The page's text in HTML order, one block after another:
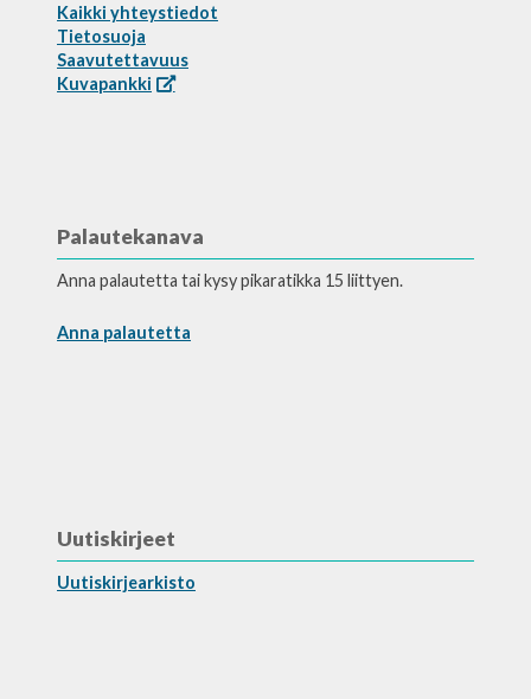
Kaikki yhteystiedot
Tietosuoja
Saavutettavuus
Kuvapankki
Palautekanava
Anna palautetta tai kysy pikaratikka 15 liittyen.
Anna palautetta
Uutiskirjeet
Uutiskirjearkisto